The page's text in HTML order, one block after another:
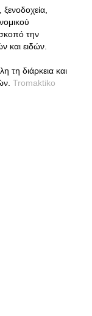
την
και ειδών.
τη διάρκεια και
Tromaktiko